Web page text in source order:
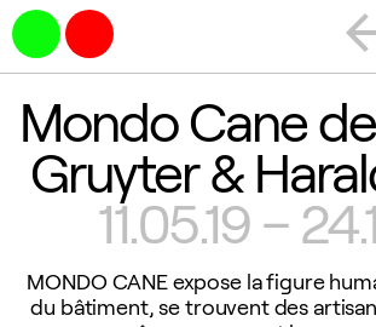
Mondo Cane
Gruyter &
11.05.19 –
MONDO CANE expose la figure
du bâtiment, se trouvent des